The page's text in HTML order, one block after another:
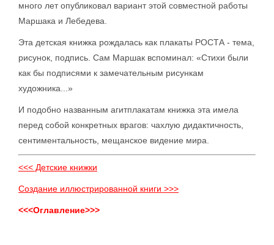
много лет опубликовал вариант этой совместной работы
Маршака и Лебедева.
Эта детская книжка рождалась как плакаты РОСТА - тема,
рисунок, подпись. Сам Маршак вспоминал: «Стихи были
как бы подписями к замечательным рисункам
художника...»
И подобно названным агитплакатам книжка эта имела
перед собой конкретных врагов: чахлую дидактичность,
сентиментальность, мещанское видение мира.
<<< Детские книжки
Создание иллюстрированной книги >>>
<<<Оглавление>>>